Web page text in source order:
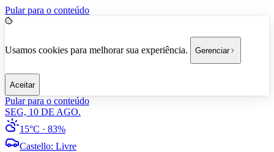
Pular para o conteúdo
Usamos cookies para melhorar sua experiência. Gerenciar
Aceitar
Pular para o conteúdo
SEG, 10 DE AGO.
15°C · 83%
Castello: Livre